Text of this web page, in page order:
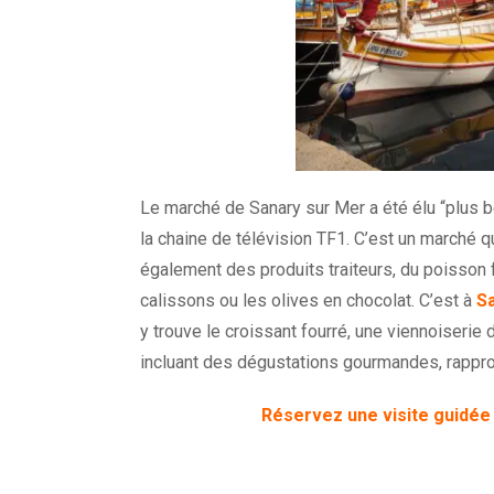
Le marché de Sanary sur Mer a été élu “plus
la chaine de télévision TF1. C’est un
également des produits traiteurs, du
calissons ou les olives en chocolat. C’est à
y trouve le croissant fourré, une viennoiserie
incluant des dégustations gourmandes,
Réservez une visite